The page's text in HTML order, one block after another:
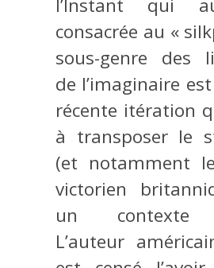
consacrée au «
sous-genre des
de l’imaginaire
récente itération
à transposer le
(et notamment
victorien
un contexte
L’auteur